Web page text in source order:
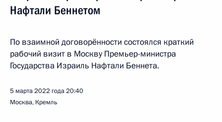
Нафтали Беннетом
По взаимной договорённости состоялся краткий
рабочий визит в Москву Премьер-министра
Государства Израиль Нафтали Беннета.
5 марта 2022 года20:40
Москва, Кремль